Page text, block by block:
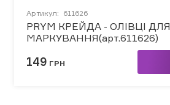
Артикул: 611626
PRYM КРЕЙДА - ОЛІВЦІ ДЛЯ
МАРКУВАННЯ(арт.611626)
149 ГРН